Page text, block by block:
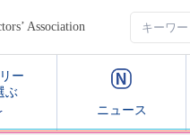
Association
ー
ぶ
ニュース